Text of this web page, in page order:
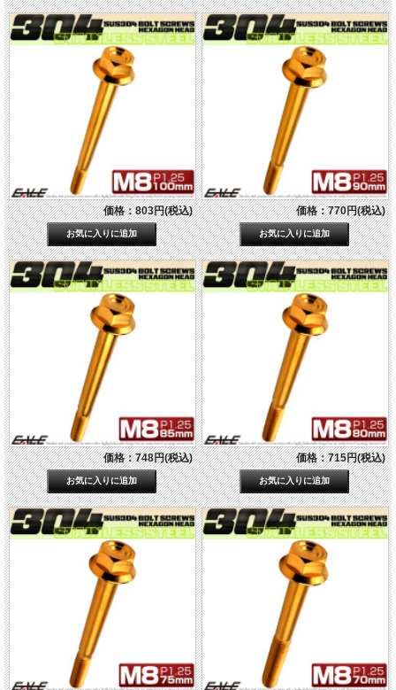
価格：803円(税込) 価格：770円(税込)
価格：748円(税込) 価格：715円(税込)